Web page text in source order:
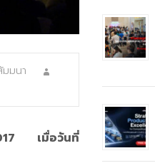
มนา
เมื่อวันที่